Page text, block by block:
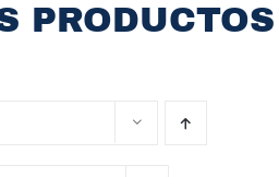
PRODUCTOS